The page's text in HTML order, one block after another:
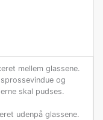
mellem glassene.
og
skal pudses.
udenpå glassene.